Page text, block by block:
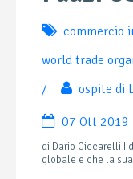
commercio
world trade
/
ospite di
07 Ott 2019
di Dario Ciccarelli I
globale e che la